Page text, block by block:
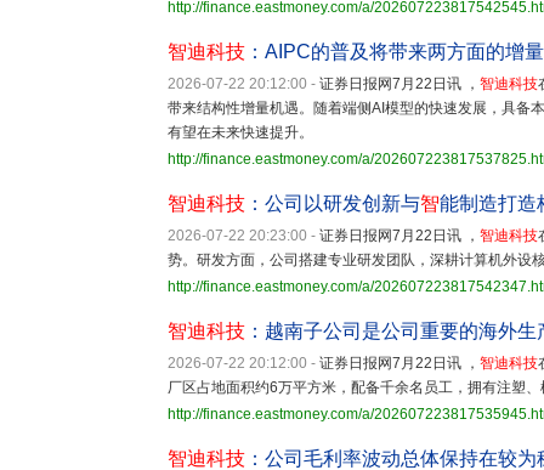
http://finance.eastmoney.com/a/
智迪科技 ：AIPC的普及将带来两方面的增
2026-07-22 20:12:00 - 证券日报网7月22日讯 ， 智迪科技
带来结构性增量机遇。随着端侧AI模型的快速发展，具备
有望在未来快速提升。
http://finance.eastmoney.com/a/
智迪科技 ：公司以研发创新与智能制造打造
2026-07-22 20:23:00 - 证券日报网7月22日讯 ， 智迪科技
势。研发方面，公司搭建专业研发团队，深耕计算机外设
http://finance.eastmoney.com/a/
智迪科技 ：越南子公司是公司重要的海外生
2026-07-22 20:12:00 - 证券日报网7月22日讯 ， 智迪科技
厂区占地面积约6万平方米，配备千余名员工，拥有注塑
http://finance.eastmoney.com/a/
智迪科技 ：公司毛利率波动总体保持在较